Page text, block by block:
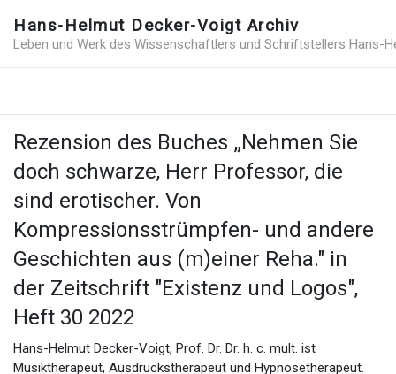
Hans-Helmut Decker-Voigt Archiv
Leben und Werk des Wissenschaftlers und Schriftstellers Hans-
Rezension des Buches „Nehmen Sie
doch schwarze, Herr Professor, die
sind erotischer. Von
Kompressionsstrümpfen- und andere
Geschichten aus (m)einer Reha." in
der Zeitschrift "Existenz und Logos",
Heft 30 2022
Hans-Helmut Decker-Voigt, Prof. Dr. Dr. h. c. mult. ist
Musiktherapeut, Ausdruckstherapeut und Hypnosetherapeut.